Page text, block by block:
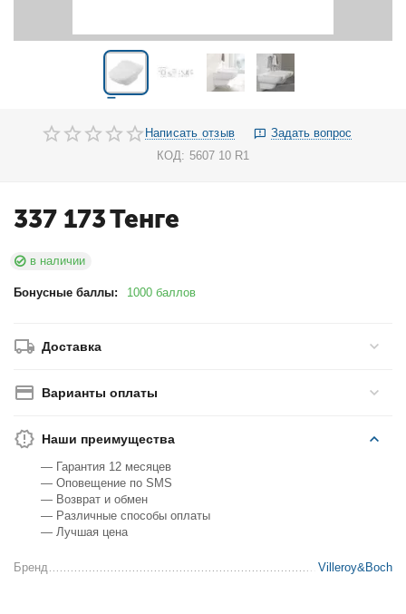
Написать отзыв
Задать вопрос
КОД: 5607 10 R1
337 173Тенге
в наличии
Бонусные баллы: 1000 баллов
Доставка
Варианты оплаты
Наши преимущества
— Гарантия 12 месяцев
— Оповещение по SMS
— Возврат и обмен
— Различные способы оплаты
— Лучшая цена
Бренд Villeroy&Boch